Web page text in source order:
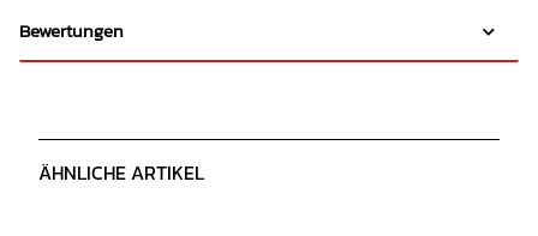
Bewertungen
ÄHNLICHE ARTIKEL